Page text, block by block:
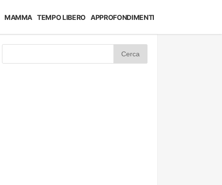
MAMMA TEMPO LIBERO APPROFONDIMENTI